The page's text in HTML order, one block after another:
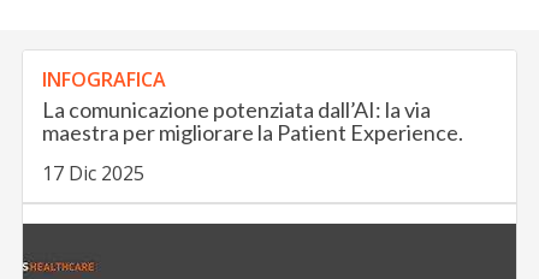
INFOGRAFICA
La comunicazione potenziata dall’AI: la via
maestra per migliorare la Patient Experience.
17 Dic 2025